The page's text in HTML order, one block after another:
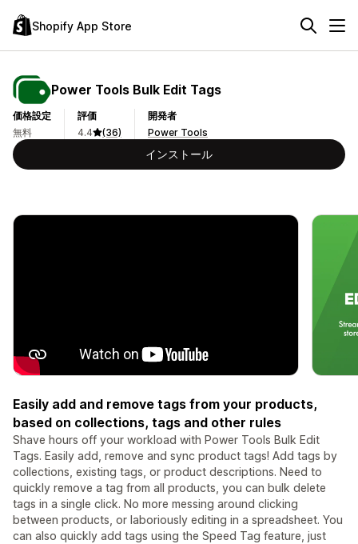
Shopify App Store
Power Tools Bulk Edit Tags
価格設定
無料
評価
4.4
(36)
開発者
Power Tools
インストール
Easily add and remove tags from your products,
based on collections, tags and other rules
Shave hours off your workload with Power Tools Bulk Edit
Tags. Easily add, remove and sync product tags! Add tags by
collections, existing tags, or product descriptions. Need to
quickly remove a tag from all products, you can bulk delete
tags in a single click. No more messing around clicking
between products, or laboriously editing in a spreadsheet. You
can also quickly add tags using the Speed Tag feature, just